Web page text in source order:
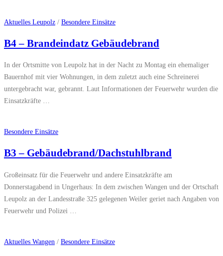
Aktuelles Leupolz / Besondere Einsätze
B4 – Brandeindatz Gebäudebrand
In der Ortsmitte von Leupolz hat in der Nacht zu Montag ein ehemaliger
Bauernhof mit vier Wohnungen, in dem zuletzt auch eine Schreinerei
untergebracht war, gebrannt. Laut Informationen der Feuerwehr wurden die
Einsatzkräfte …
Besondere Einsätze
B3 – Gebäudebrand/Dachstuhlbrand
Großeinsatz für die Feuerwehr und andere Einsatzkräfte am
Donnerstagabend in Ungerhaus: In dem zwischen Wangen und der Ortschaft
Leupolz an der Landesstraße 325 gelegenen Weiler geriet nach Angaben von
Feuerwehr und Polizei …
Aktuelles Wangen / Besondere Einsätze